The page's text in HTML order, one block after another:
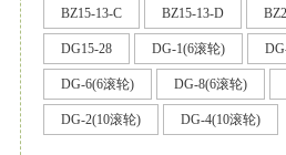
BZ15-13-C BZ15-13-D
DG15-28 DG-1(6滚轮)
DG-6(6滚轮) DG-8(6滚轮)
DG-2(10滚轮) DG-4(10滚轮)